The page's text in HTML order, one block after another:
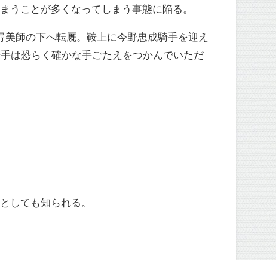
うことが多くなってしまう事態に陥る。
師の下へ転厩。鞍上に今野忠成騎手を迎え
は恐らく確かな手ごたえをつかんでいただ
しても知られる。